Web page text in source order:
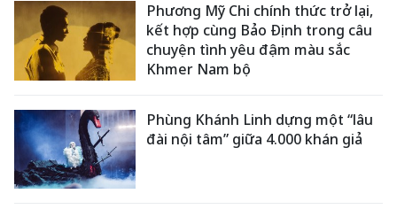
Phương Mỹ Chi chính thức trở lại,
kết hợp cùng Bảo Định trong câu
chuyện tình yêu đậm màu sắc
Khmer Nam bộ
Phùng Khánh Linh dựng một “lâu
đài nội tâm” giữa 4.000 khán giả